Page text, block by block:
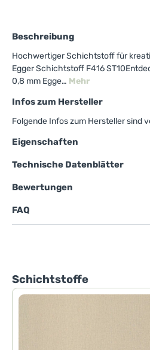
Beschreibung
Hochwertiger Schichtstoff für
Egger Schichtstoff F416
0,8 mm Egge… Mehr
Infos zum Hersteller
Folgende Infos zum Hersteller sind
Eigenschaften
Technische Datenblätter
Bewertungen
FAQ
Produktgalerie überspringen
Schichtstoffe